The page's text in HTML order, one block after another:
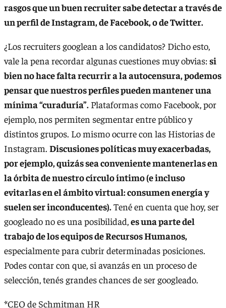
rasgos que un buen recruiter sabe detectar a través de
un perfil de Instagram, de Facebook, o de Twitter.
¿Los recruiters googlean a los candidatos? Dicho esto,
vale la pena recordar algunas cuestiones muy obvias:si
bien no hace falta recurrir a la autocensura, podemos
pensar que nuestros perfiles pueden mantener una
mínima “curaduría”. Plataformas como Facebook, por
ejemplo, nos permiten segmentar entre público y
distintos grupos. Lo mismo ocurre con las Historias de
Instagram. Discusiones políticas muy exacerbadas,
por ejemplo, quizás sea conveniente mantenerlas en
la órbita de nuestro círculo íntimo (e incluso
evitarlas en el ámbito virtual: consumen energía y
suelen ser inconducentes).Tené en cuenta que hoy, ser
googleado no es una posibilidad,es una parte del
trabajo de los equipos de Recursos Humanos,
especialmente para cubrir determinadas posiciones.
Podes contar con que, si avanzás en un proceso de
selección, tenés grandes chances de ser googleado.
*CEO de Schmitman HR